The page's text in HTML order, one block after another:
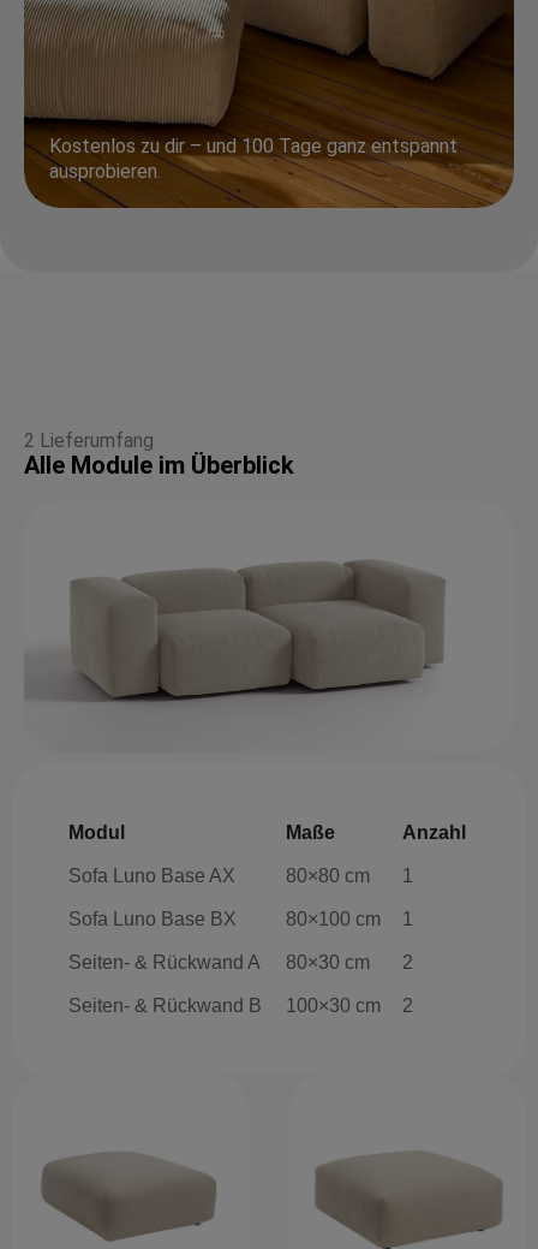
Kostenlos zu dir – und 100 Tage ganz entspannt
ausprobieren.
2 Lieferumfang
Alle Module im Überblick
Modul Maße Anzahl
Sofa Luno Base AX 80×80 cm 1
Sofa Luno Base BX 80×100 cm 1
Seiten- & Rückwand A 80×30 cm 2
Seiten- & Rückwand B 100×30 cm 2